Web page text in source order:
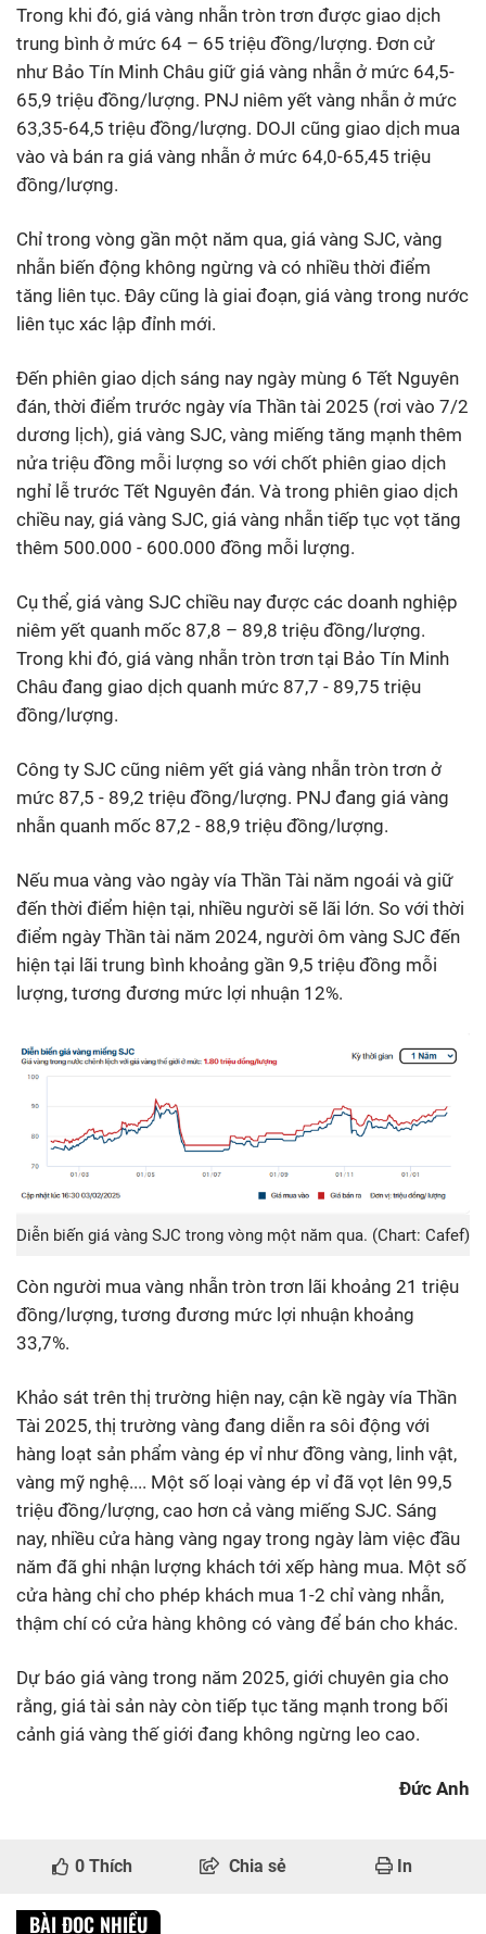
Trong khi đó, giá vàng nhẫn tròn trơn được giao dịch
trung bình ở mức 64 – 65 triệu đồng/lượng. Đơn cử
như Bảo Tín Minh Châu giữ giá vàng nhẫn ở mức 64,5-
65,9 triệu đồng/lượng. PNJ niêm yết vàng nhẫn ở mức
63,35-64,5 triệu đồng/lượng. DOJI cũng giao dịch mua
vào và bán ra giá vàng nhẫn ở mức 64,0-65,45 triệu
đồng/lượng.
Chỉ trong vòng gần một năm qua, giá vàng SJC, vàng
nhẫn biến động không ngừng và có nhiều thời điểm
tăng liên tục. Đây cũng là giai đoạn, giá vàng trong nước
liên tục xác lập đỉnh mới.
Đến phiên giao dịch sáng nay ngày mùng 6 Tết Nguyên
đán, thời điểm trước ngày vía Thần tài 2025 (rơi vào 7/2
dương lịch), giá vàng SJC, vàng miếng tăng mạnh thêm
nửa triệu đồng mỗi lượng so với chốt phiên giao dịch
nghỉ lễ trước Tết Nguyên đán. Và trong phiên giao dịch
chiều nay, giá vàng SJC, giá vàng nhẫn tiếp tục vọt tăng
thêm 500.000 - 600.000 đồng mỗi lượng.
Cụ thể, giá vàng SJC chiều nay được các doanh nghiệp
niêm yết quanh mốc 87,8 – 89,8 triệu đồng/lượng.
Trong khi đó, giá vàng nhẫn tròn trơn tại Bảo Tín Minh
Châu đang giao dịch quanh mức 87,7 - 89,75 triệu
đồng/lượng.
Công ty SJC cũng niêm yết giá vàng nhẫn tròn trơn ở
mức 87,5 - 89,2 triệu đồng/lượng. PNJ đang giá vàng
nhẫn quanh mốc 87,2 - 88,9 triệu đồng/lượng.
Nếu mua vàng vào ngày vía Thần Tài năm ngoái và giữ
đến thời điểm hiện tại, nhiều người sẽ lãi lớn. So với thời
điểm ngày Thần tài năm 2024, người ôm vàng SJC đến
hiện tại lãi trung bình khoảng gần 9,5 triệu đồng mỗi
lượng, tương đương mức lợi nhuận 12%.
Diễn biến giá vàng SJC trong vòng một năm qua. (Chart: Cafef)
Còn người mua vàng nhẫn tròn trơn lãi khoảng 21 triệu
đồng/lượng, tương đương mức lợi nhuận khoảng
33,7%.
Khảo sát trên thị trường hiện nay, cận kề ngày vía Thần
Tài 2025, thị trường vàng đang diễn ra sôi động với
hàng loạt sản phẩm vàng ép vỉ như đồng vàng, linh vật,
vàng mỹ nghệ.... Một số loại vàng ép vỉ đã vọt lên 99,5
triệu đồng/lượng, cao hơn cả vàng miếng SJC. Sáng
nay, nhiều cửa hàng vàng ngay trong ngày làm việc đầu
năm đã ghi nhận lượng khách tới xếp hàng mua. Một số
cửa hàng chỉ cho phép khách mua 1-2 chỉ vàng nhẫn,
thậm chí có cửa hàng không có vàng để bán cho khác.
Dự báo giá vàng trong năm 2025, giới chuyên gia cho
rằng, giá tài sản này còn tiếp tục tăng mạnh trong bối
cảnh giá vàng thế giới đang không ngừng leo cao.
Đức Anh
0 Thích Chia sẻ In
BÀI ĐỌC NHIỀU